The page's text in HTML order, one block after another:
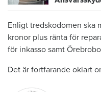
Enligt tredskodomen ska
kronor plus ränta för
för inkasso samt
Det är fortfarande oklart